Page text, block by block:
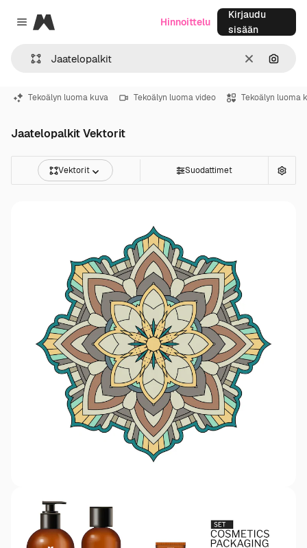
Close menu
Magnific
SelkeäHae
Hinnoittelu
Kirjaudu
sisään
Tekoälyn luoma kuva Tekoälyn luoma video Tekoälyn luoma
Jaatelopalkit Vektorit
Vektorit Suodattimet